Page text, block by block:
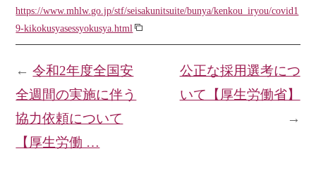
https://www.mhlw.go.jp/stf/seisakunitsuite/bunya/kenkou_iryou/covid1
9-kikokusyasessyokusya.html
公正な採用選考につ
いて【厚生労働省】
→
←令和2年度全国安
全週間の実施に伴う
協力依頼について
【厚生労働 …